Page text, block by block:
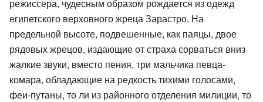
режиссера, чудесным образом рождается из одежд
египетского верховного жреца Зарастро. На
предельной высоте, подвешенные, как паяцы, двое
рядовых жрецов, издающие от страха сорваться вниз
жалкие звуки, вместо пения, три мальчика певца-
комара, обладающие на редкость тихими голосами,
феи-путаны, то ли из районного отделения милиции, то